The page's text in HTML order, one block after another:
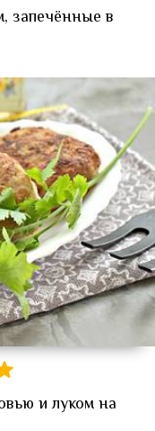
запечённые в
и луком на